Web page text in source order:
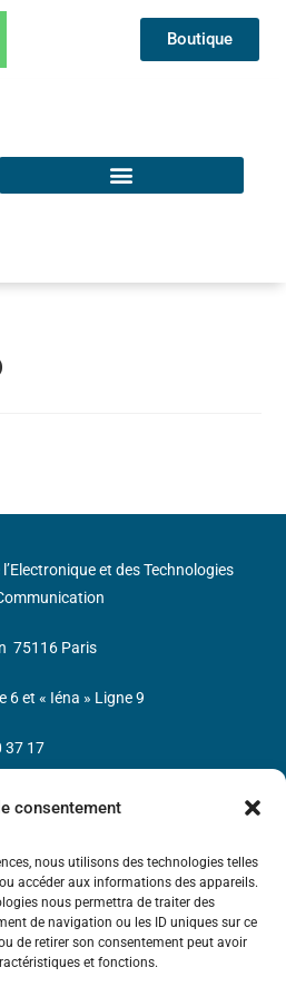
consentement
nous utilisons des technologies telles
accéder aux informations des appareils.
nous permettra de traiter des
de navigation ou les ID uniques sur ce
de retirer son consentement peut avoir
et fonctions.
Boutique
d’André-
et des Technologies
75116 Paris
6 et « Iéna » Ligne 9
37 17
Code APE : 9412Z TVA intra-
393 232